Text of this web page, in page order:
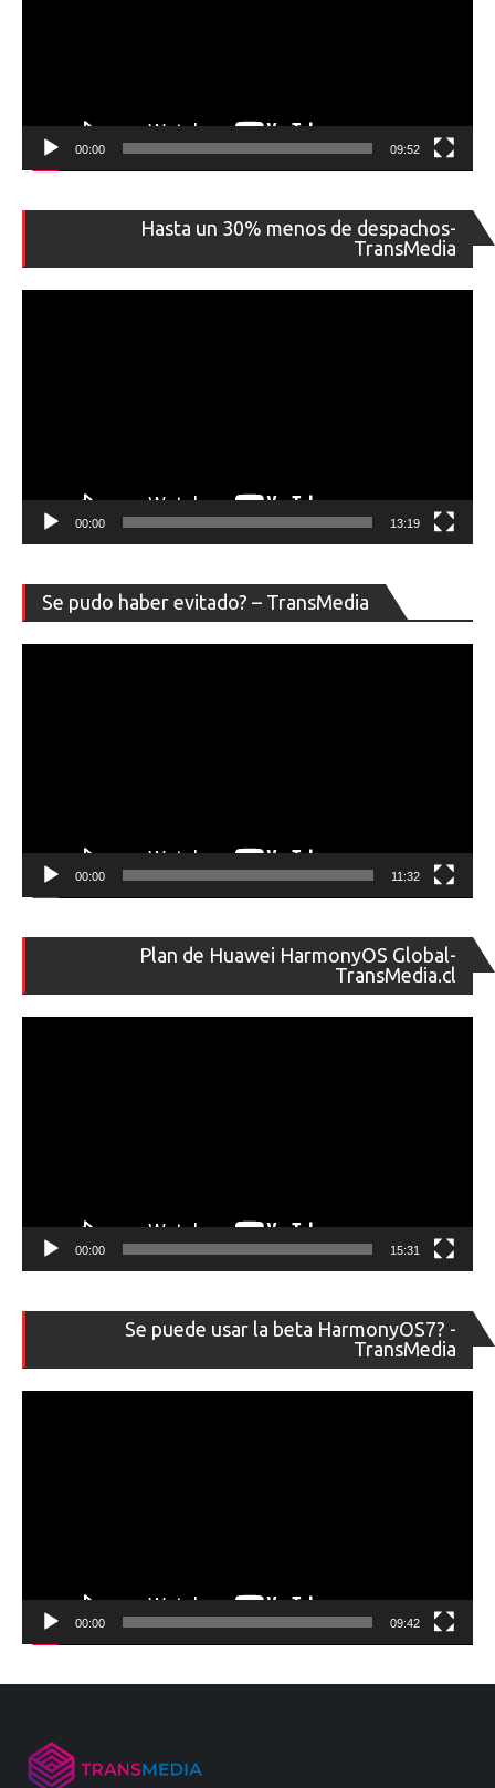
00:00 09:52
Hasta un 30% menos de despachos-
TransMedia
de
00:00 13:19
Se pudo haber evitado? – TransMedia
de
00:00 11:32
Plan de Huawei HarmonyOS Global-
TransMedia.cl
de
00:00 15:31
Se puede usar la beta HarmonyOS7? -
TransMedia
de
00:00 09:42